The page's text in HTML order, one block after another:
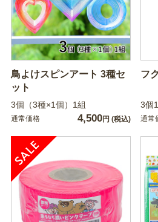
鳥よけスピンアート 3種セ
ット
3個（3種×1個）1組
通常価格 4,500円 (税込)
フ
3個
通常